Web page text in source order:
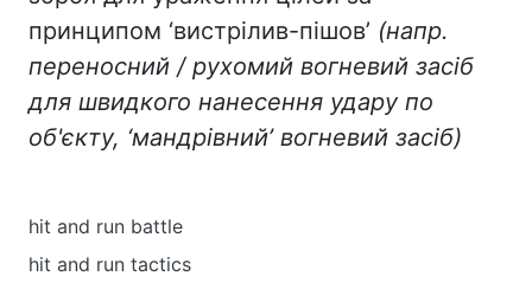
принципом ‘вистрілив-пішов’ (напр.
переносний / рухомий вогневий засіб
для швидкого нанесення удару по
об'єкту, ‘мандрівний’ вогневий засіб)
hit and run battle
hit and run tactics